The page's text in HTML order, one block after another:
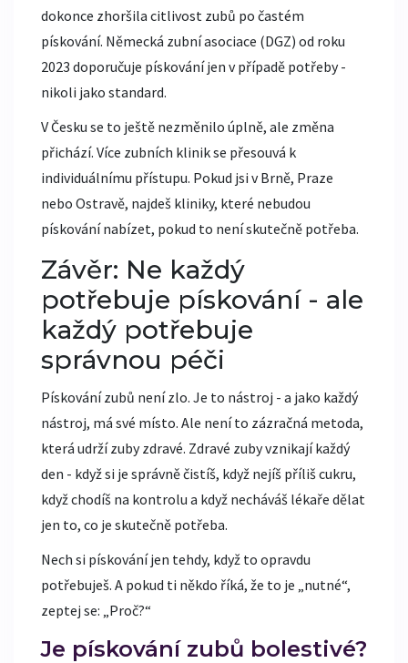
dokonce zhoršila citlivost zubů po častém
pískování. Německá zubní asociace (DGZ) od roku
2023 doporučuje pískování jen v případě potřeby -
nikoli jako standard.
V Česku se to ještě nezměnilo úplně, ale změna
přichází. Více zubních klinik se přesouvá k
individuálnímu přístupu. Pokud jsi v Brně, Praze
nebo Ostravě, najdeš kliniky, které nebudou
pískování nabízet, pokud to není skutečně potřeba.
Závěr: Ne každý
potřebuje pískování - ale
každý potřebuje
správnou péči
Pískování zubů není zlo. Je to nástroj - a jako každý
nástroj, má své místo. Ale není to zázračná metoda,
která udrží zuby zdravé. Zdravé zuby vznikají každý
den - když si je správně čistíš, když nejíš příliš cukru,
když chodíš na kontrolu a když necháváš lékaře dělat
jen to, co je skutečně potřeba.
Nech si pískování jen tehdy, když to opravdu
potřebuješ. A pokud ti někdo říká, že to je „nutné“,
zeptej se: „Proč?“
Je pískování zubů bolestivé?